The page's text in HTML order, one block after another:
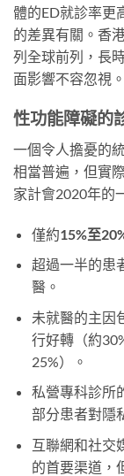
體的ED就診率更
的差異有關。香
列全球前列，長
面影響不容忽視。
性功能障礙的
一個令人擔憂的
相當普遍，但實
家計會2020年的
僅約15%至
超過一半的患
醫。
未就醫的主因
行好轉（約
25%）。
私營專科診所
部分患者對隱
互聯網和社交
的首要渠道，